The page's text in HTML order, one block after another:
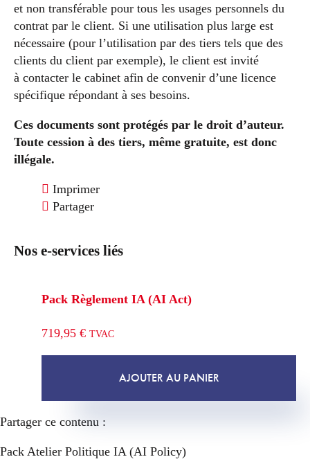
et non transférable pour tous les usages personnels du
contrat par le client. Si une utilisation plus large est
nécessaire (pour l’utilisation par des tiers tels que des
clients du client par exemple), le client est invité
à contacter le cabinet afin de convenir d’une licence
spécifique répondant à ses besoins.
Ces documents sont protégés par le droit d’auteur.
Toute cession à des tiers, même gratuite, est donc
illégale.
Imprimer
Partager
Nos e-services liés
Pack Règlement IA (AI Act)
719,95 € TVAC
AJOUTER AU PANIER
Partager ce contenu :
Pack Atelier Politique IA (AI Policy)